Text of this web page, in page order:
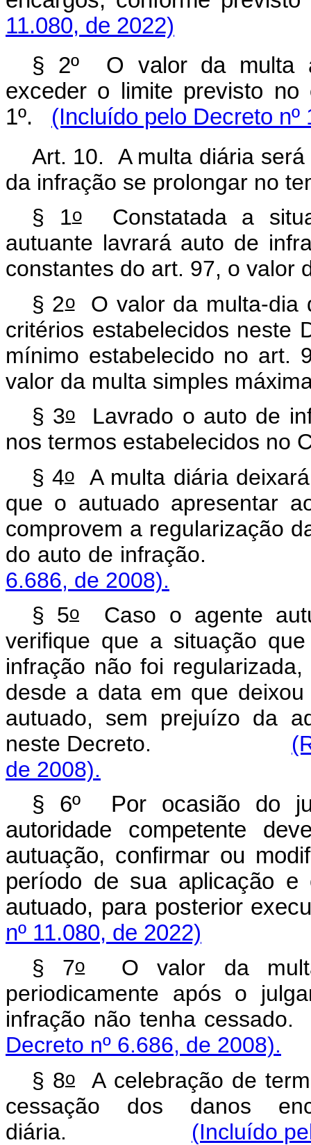
11.080, de 2022)
§ 2º O valor da multa
exceder o limite previsto no
1º.
(Incluído pelo Decreto nº
Art. 10. A multa diária
da infração se prolongar no
§ 1oConstatada a
autuante lavrará auto de
constantes do art. 97, o valor
§ 2oO valor da multa-dia
critérios estabelecidos neste
mínimo estabelecido no art.
valor da multa simples
§ 3oLavrado o auto de
nos termos estabelecidos no
§ 4oA multa diária
que o autuado apresentar
comprovem a regularização
do auto de
6.686, de 2008).
§ 5o
Caso o agente
verifique que a situação
infração não foi
desde a data em que
autuado, sem prejuízo da
neste Decreto.
de 2008).
§ 6º Por ocasião do
autoridade competente
autuação, confirmar ou
período de sua aplicação e
autuado, para posterior
nº 11.080, de 2022)
§ 7oO valor da multa
periodicamente após o
infração não tenha cessado.
Decreto nº 6.686, de 2008).
§ 8oA celebração de
cessação dos danos
diária. (Incluído